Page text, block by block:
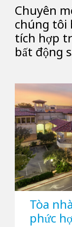
Chuyên
chúng tôi
tích hợp
bất động
Tòa
phức